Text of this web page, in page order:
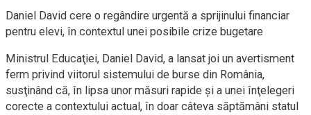
Daniel David cere o regândire urgentă a sprijinului financiar
pentru elevi, în contextul unei posibile crize bugetare
Ministrul Educaţiei, Daniel David, a lansat joi un avertisment
ferm privind viitorul sistemului de burse din România,
susţinând că, în lipsa unor măsuri rapide şi a unei înţelegeri
corecte a contextului actual, în doar câteva săptămâni statul